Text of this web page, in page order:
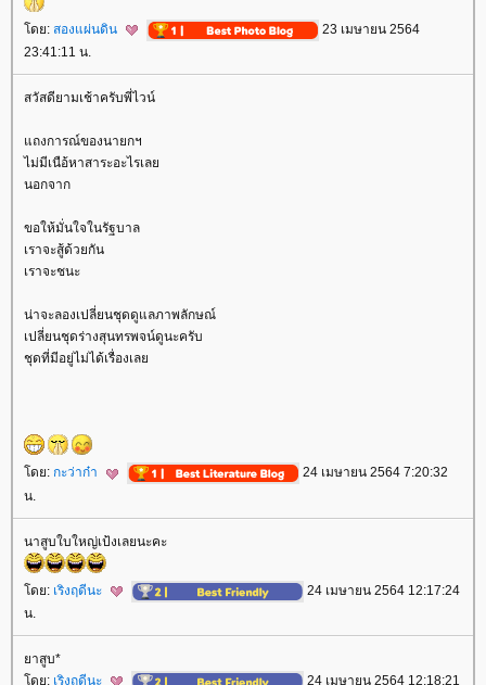
ดย: สองแผ่นดิน
23 เมษายน 2564
23:41:11 น.
สวัสดียามเช้าครับพี่ไวน์
ถงการณ์ของนายกฯ
ไม่มีเนือ้หาสาระอะไรเล
นอกจาก
ขอให้มั่นใจในรัฐบาล
เราจะสู้ด้วยกัน
เราจะชนะ
น่าจะลองเปลี่ยนชุดดูแลภาพลักษณ์
เปลี่ยนชุดร่างสุนทรพจน์ดูนะครับ
ชุดที่มีอยู่ไม่ได้เรื่องเล
ดย: กะว่าก๋า
24 เมษายน 2564 7:20:32
น.
นาสูบใบใหญ่เป้งเลยนะคะ
ดย: เริงฤดีนะ
24 เมษายน 2564 12:17:24
น.
าสูบ*
ดย: เริงฤดีนะ
24 เมษายน 2564 12:18:21